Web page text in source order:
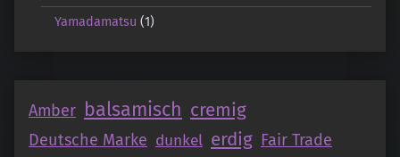
Yamadamatsu (1)
Amber balsamisch cremig
Deutsche Marke dunkel erdig Fair Trade